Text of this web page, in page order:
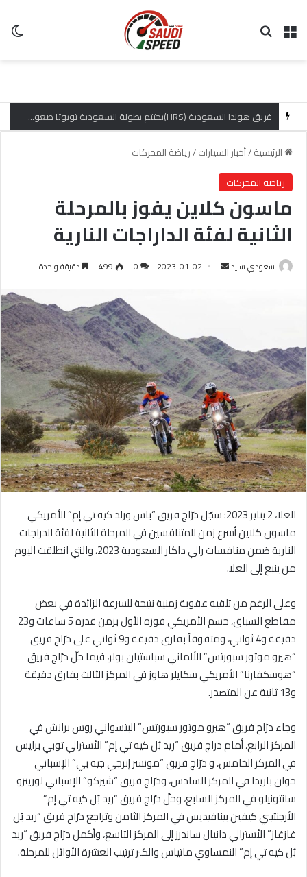
القائمة
فريق هوندا السعودية (HRS)يختتم بطولة السعودية تويوتا صعود الهضبة بإنجازات مميزة
الرئيسية/أخبار السيارات/رياضة المحركات
رياضة المحركات
ماسون كلاين يفوز بالمرحلة
الثانية لفئة الداراجات النارية
سعودي سبيد
ر
ي
د
ا
إ
ل
ك
ت
ر
و
ن
ي
ا
2023-01-02
0
499 دقيقة واحدة
العلا، 2 يناير 2023: سجّل درّاج فريق “باس ورلد كيه تي إم” الأمريكي
ماسون كلاين أسرع زمن للمتنافسين في المرحلة الثانية لفئة الدراجات
النارية ضمن منافسات رالي داكار السعودية 2023، والتي انطلقت اليوم
من ينبع إلى العلا.
وعلى الرغم من تلقيه عقوبة زمنية نتيجة للسرعة الزائدة في بعض
مقاطع السباق، حسم الأمريكي فوزه الأول بزمن قدره 5 ساعات و23
دقيقة و4 ثواني، ومتفوقاً بفارق دقيقة و9 ثواني على درّاج فريق
“هيرو موتور سبورتس” الألماني سباستيان بولر، فيما حلّ درّاج فريق
“هوسكفارنا” الأمريكي سكايلر هاوز في المركز الثالث بفارق دقيقة
و13 ثانية عن المتصدر.
وجاء درّاج فريق “هيرو موتور سبورتس” البتسواني روس برانش في
المركز الرابع، أمام دراج فريق “ريد بُل كيه تي إم” الأسترالي توبي برايس
في المركز الخامس، و درّاج فريق “مونسر إنرجي جيه بي” الإسباني
خوان باريدا في المركز السادس، ودرّاج فريق “شيركو” الإسباني لورينزو
سانتونيلو في المركز السابع، وحلّ درّاج فريق “ريد بُل كيه تي إم”
الأرجنتيني كيفين بينافيديس في المركز الثامن وتراجع درّاج فريق “ريد بُل
غازغاز” الأسترالي دانيال ساندرز إلى المركز التاسع، وأكمل درّاج فريق “ريد
بُل كيه تي إم” النمساوي ماتياس والكنر ترتيب العشرة الأوائل للمرحلة.